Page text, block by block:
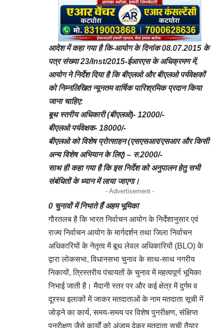
आदेश में कहा गया है कि-आयोग के दिनांक 08.07.2015 के
पत्र संख्या 23/Inst/2015-ईआरएस के अधिक्रमण में,
आयोग ने निर्देश दिया है कि बीएलओ और बीएलओ पर्यवेक्षकों
को निम्नलिखित न्यूनतम वार्षिक पारिश्रमिक प्रदान किया
जाना चाहिए:
बूथ स्तरीय अधिकारी (बीएलओ)- 12000/-
बीएलओ पर्यवेक्षक- 18000/-
बीएलओ को विशेष प्रोत्साहन (एसएसआर/एसआर और किसी
अन्य विशेष अभियान के लिए) – रु.2000/-
साथ ही कहा गया है कि इस निर्देश को अनुपालन हेतु सभी
संबंधितों के ध्यान में लाया जाएगा।
- Advertisement -
0 चुनावों में निभाते हैं अहम भूमिका
गौरतलब है कि भारत निर्वाचन आयोग के निर्देशानुसार एवं
राज्य निर्वाचन आयोग के मार्गदर्शन तथा जिला निर्वाचन
अधिकारियों के नेतृत्व में बूथ लेवल अधिकारियों (BLO) के
द्वारा लोकसभा, विधानसभा चुनाव के साथ-साथ नगरीय
निकायों, त्रिस्तरीय पंचायतों के चुनाव में महत्वपूर्ण भूमिका
निभाई जाती है। मैदानी स्तर पर और कई क्षेत्र में दुर्गम व
दूरस्थ इलाकों में जाकर मतदाताओं के नाम मतदाता सूची में
जोड़ने का कार्य, समय-समय पर विशेष पुनरीक्षण, संक्षिप्त
पुनरीक्षण जैसे कार्यों को अंजाम देकर मतदाता सूची तैयार